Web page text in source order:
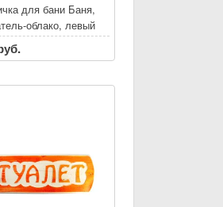
для бани Баня,
облако, левый
см)